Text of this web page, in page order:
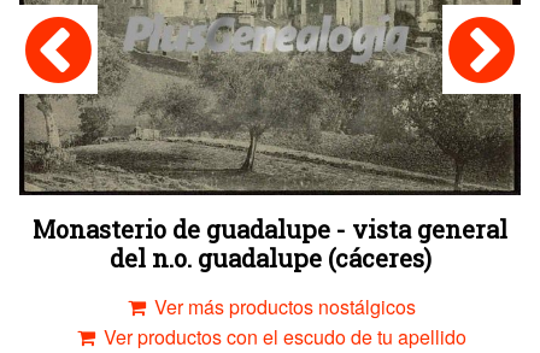
Monasterio de guadalupe - vista general
del n.o. guadalupe (cáceres)
Ver más productos nostálgicos
Ver productos con el escudo de tu apellido